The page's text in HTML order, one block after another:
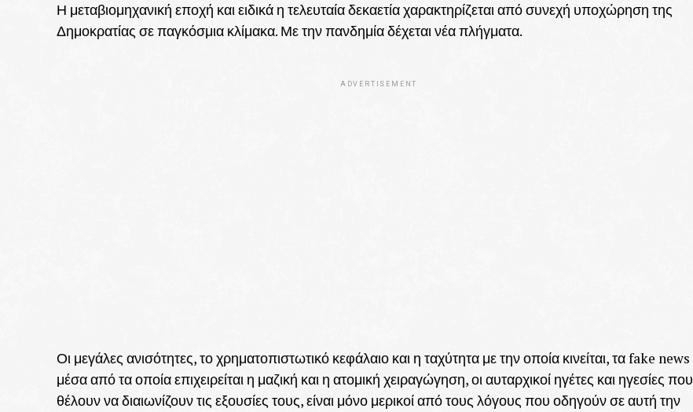
Η μεταβιομηχανική εποχή και ειδικά η τελευταία δεκαετία χαρακτηρίζεται από συνεχή υποχώρηση της
Δημοκρατίας σε παγκόσμια κλίμακα. Με την πανδημία δέχεται νέα πλήγματα.
ADVERTISEMENT
Οι μεγάλες ανισότητες, το χρηματοπιστωτικό κεφάλαιο και η ταχύτητα με την οποία κινείται, τα fake news
μέσα από τα οποία επιχειρείται η μαζική και η ατομική χειραγώγηση, οι αυταρχικοί ηγέτες και ηγεσίες που
θέλουν να διαιωνίζουν τις εξουσίες τους, είναι μόνο μερικοί από τους λόγους που οδηγούν σε αυτή την